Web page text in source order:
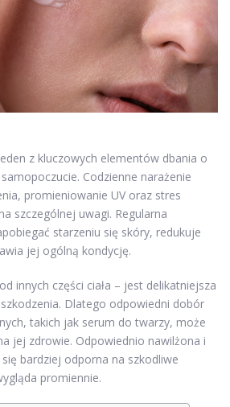
z kluczowych elementów dbania o
Codzienne narażenie
promieniowanie UV oraz stres
szczególnej uwagi. Regularna
starzeniu się skóry, redukuje
jej ogólną kondycję.
innych części ciała – jest delikatniejsza
Dlatego odpowiedni dobór
takich jak serum do twarzy, może
jej zdrowie. Odpowiednio nawilżona i
bardziej odporna na szkodliwe
promiennie.